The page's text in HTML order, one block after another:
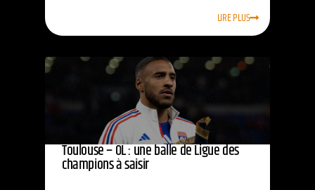
LIRE PLUS
Toulouse – OL : une balle de Ligue des
champions à saisir